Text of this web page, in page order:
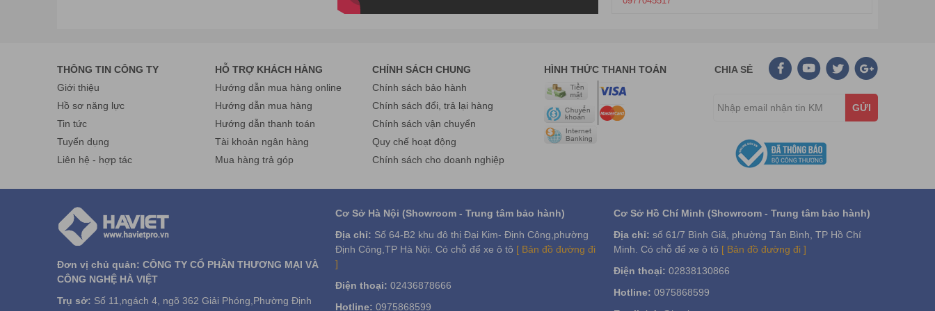
CHỨC NĂNG
Âm thanh báo động
Ánh sáng màu LED: + Đỏ: báo động + Xanh lục: sẵn sàng
Chỉ thị phát hiện nhìn thấy:+Đỏ: lớn +Cam: Tb – lớn +Vàng: TB +Xanh lục: nhỏ
THÔNG TIN CÔNG TY
Giới thiệu
Hồ sơ năng lực
Tin tức
Tuyển dụng
Liên hệ - hợp tác
HỖ TRỢ KHÁCH HÀNG
Hướng dẫn mua hàng online
Hướng dẫn mua hàng
Hướng dẫn thanh toán
Tài khoản ngân hàng
Mua hàng trả góp
CHÍNH SÁCH CHUNG
Chính sách bảo hành
Chính sách đổi, trả lại hàng
Chính sách vận chuyển
Quy chế hoạt động
Chính sách cho doanh nghiệp
HÌNH THỨC THANH TOÁN CHIA SẺ
GỬI
Đơn vị chủ quản: CÔNG TY CỔ PHẦN THƯƠNG MẠI VÀ
CÔNG NGHỆ HÀ VIỆT
Trụ sở: Số 11,ngách 4, ngõ 362 Giải Phóng,Phường Định
Cơ Sở Hà Nội (Showroom - Trung tâm bảo hành)
Địa chỉ: Số 64-B2 khu đô thị Đại Kim- Định Công,phường
Định Công,TP Hà Nội. Có chỗ để xe ô tô [ Bản đồ đường đi
]
Điện thoại: 02436878666
Hotline: 0975868599
Cơ Sở Hồ Chí Minh (Showroom - Trung tâm bảo hành)
Địa chỉ: số 61/7 Bình Giã, phường Tân Bình, TP Hồ Chí
Minh. Có chỗ để xe ô tô [ Bản đồ đường đi ]
Điện thoại: 02838130866
Hotline: 0975868599